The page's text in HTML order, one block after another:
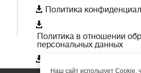
 Политика

Политика в отношении
персональных данных

Наш сайт использует Cookie,